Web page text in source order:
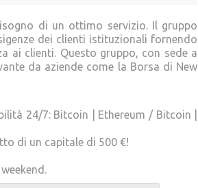
di un ottimo servizio. Il gruppo
dei clienti istituzionali fornendo
ai clienti. Questo gruppo, con sede a
da aziende come la Borsa di New
24/7: Bitcoin | Ethereum / Bitcoin |
di un capitale di 500 €!